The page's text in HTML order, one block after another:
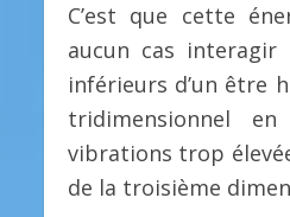
C’est que cette
aucun cas interagir
inférieurs d’un être
tridimensionnel
vibrations trop
de la troisième